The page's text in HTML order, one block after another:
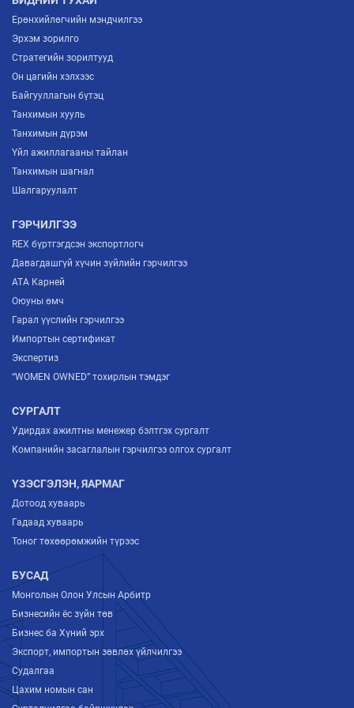
Ерөнхийлөгчийн мэндчилгээ
Эрхэм зорилго
Стратегийн зорилтууд
Он цагийн хэлхээс
Байгууллагын бүтэц
Танхимын хууль
Танхимын дүрэм
Үйл ажиллагааны тайлан
Танхимын шагнал
Шалгаруулалт
ГЭРЧИЛГЭЭ
REX бүртгэгдсэн экспортлогч
Давагдашгүй хүчин зүйлийн гэрчилгээ
ATA Карней
Оюуны өмч
Гарал үүслийн гэрчилгээ
Импортын сертификат
Экспертиз
“WOMEN OWNED” тохирлын тэмдэг
СУРГАЛТ
Удирдах ажилтны менежер бэлтгэх сургалт
Компанийн засаглалын гэрчилгээ олгох сургалт
ҮЗЭСГЭЛЭН, ЯАРМАГ
Дотоод хуваарь
Гадаад хуваарь
Тоног төхөөрөмжийн түрээс
БУСАД
Монголын Олон Улсын Арбитр
Бизнесийн ёс зүйн төв
Бизнес ба Хүний эрх
Экспорт, импортын зөвлөх үйлчилгээ
Судалгаа
Цахим номын сан